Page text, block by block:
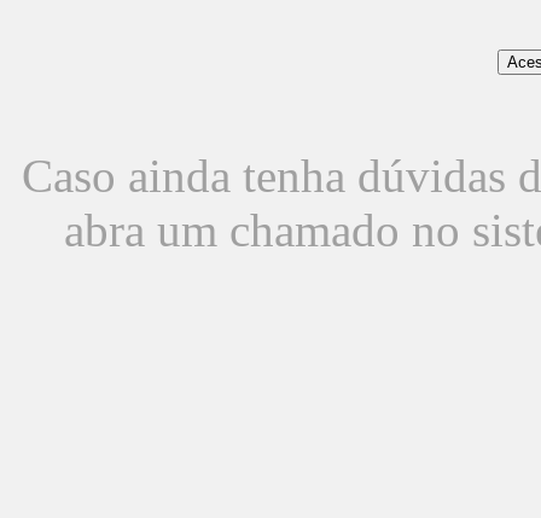
Caso ainda tenha dúvidas
abra um chamado no